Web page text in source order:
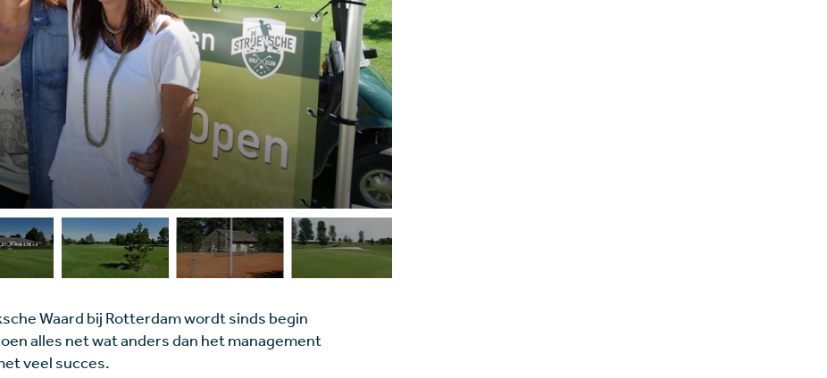
Waard bij Rotterdam wordt sinds begin
alles net wat anders dan het management
veel succes.